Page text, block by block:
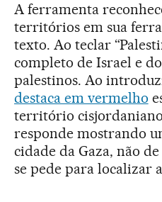
A ferramenta
territórios em sua
texto. Ao teclar
completo de Israel e
palestinos. Ao
destaca em vermelho
território
responde mostrando
cidade da Gaza, não
se pede para localizar